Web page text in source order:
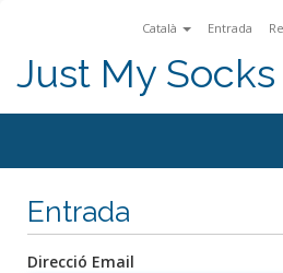
Català Entrada
Just My Socks
Entrada
Direcció Email